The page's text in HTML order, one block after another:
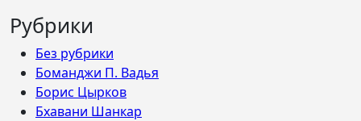
Рубрики
Без рубрики
Боманджи П. Вадья
Борис Цырков
Бхавани Шанкар